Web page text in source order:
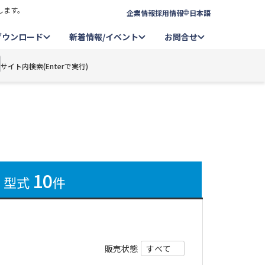
す。 企業情報採用情報 日本語
ウンロード 新着情報/イベント お問合せ
サイト内検索(Enterで実行)
型式 10件
販売状態